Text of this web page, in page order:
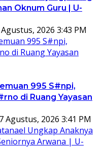
Oknum Guru | U-
2026 3:43 PM
995 S#npi,
di Ruang Yayasan
7 Agustus, 2026 3:41 PM